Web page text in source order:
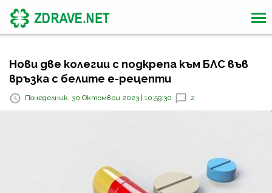
Нови две колегии с подкрепа към БЛС във
връзка с белите е-рецепти
Понеделник, 30 Октомври 2023 | 10:59:30 2